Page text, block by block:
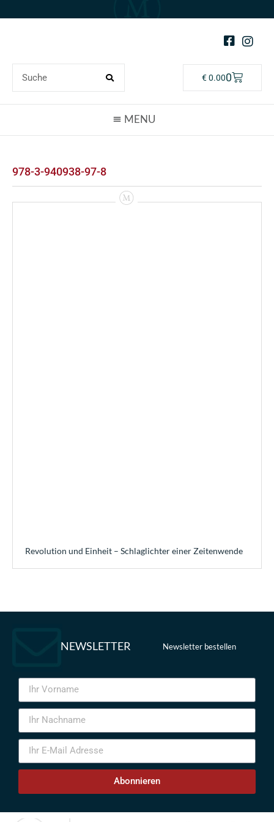
€0.000
978-3-940938-97-8
Revolution und Einheit – Schlaglichter einer Zeitenwende
NEWSLETTER Newsletter bestellen
Abonnieren